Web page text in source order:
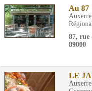
Au 87
Auxerre
87, rue
89000
LE
Auxerre